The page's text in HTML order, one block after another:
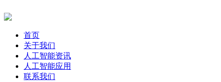
首页
关于我们
人工智能资讯
人工智能应用
联系我们